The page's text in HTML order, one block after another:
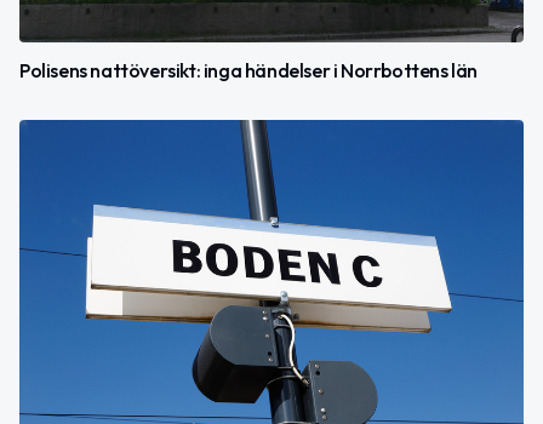
Polisens nattöversikt: inga händelser i Norrbottens län